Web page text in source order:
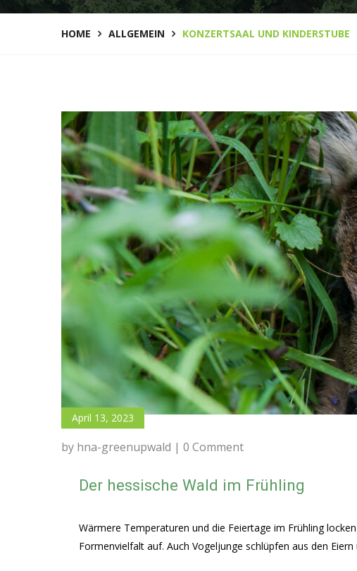
HOME ALLGEMEIN KONZERTSAAL UND KINDERSTUBE
April 13, 2023
by hna-greenupwald | 0 Comment
Der hessische Wald im Frühling
Wärmere Temperaturen und die Feiertage im Frühling
Formenvielfalt auf. Auch Vogeljunge schlüpfen aus den